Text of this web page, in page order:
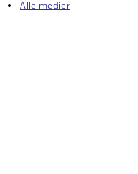
Alle medier